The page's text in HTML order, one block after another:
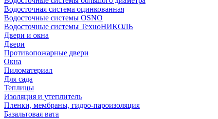
Водосточная система оцинкованная
Водосточные системы OSNO
Водосточные системы ТехноНИКОЛЬ
Двери и окна
Двери
Противопожарные двери
Окна
Пиломатериал
Для сада
Теплицы
Изоляция и утеплитель
Пленки, мембраны, гидро-пароизоляция
Базальтовая вата